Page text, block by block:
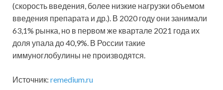
(скорость введения, более низкие нагрузки объемом
введения препарата и др.). В 2020 году они занимали
63,1% рынка, но в первом же квартале 2021 года их
доля упала до 40,9%. В России такие
иммуноглобулины не производятся.
Источник: remedium.ru